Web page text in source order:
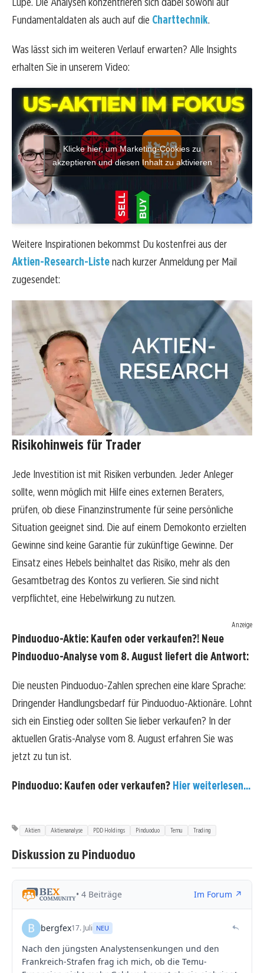
Fundamentaldaten als auch auf die Charttechnik.
Was lässt sich im weiteren Verlauf erwarten? Alle Insights
erhalten Sie in unserem Video:
Klicke hier, um Marketing-Cookies zu
akzeptieren und diesen Inhalt zu aktivieren
Weitere Inspirationen bekommst Du kostenfrei aus der
Aktien-Research-Listenach kurzer Anmeldung per Mail
zugesendet:
Risikohinweis für Trader
Jede Investition ist mit Risiken verbunden. Jeder Anleger
sollte, wenn möglich mit Hilfe eines externen Beraters,
prüfen, ob diese Finanzinstrumente für seine persönliche
Situation geeignet sind. Die auf einem Demokonto erzielten
Gewinne sind keine Garantie für zukünftige Gewinne. Der
Einsatz eines Hebels beinhaltet das Risiko, mehr als den
Gesamtbetrag des Kontos zu verlieren. Sie sind nicht
verpflichtet, eine Hebelwirkung zu nutzen.
Anzeige
Pinduoduo-Aktie: Kaufen oder verkaufen?! Neue
Pinduoduo-Analyse vom 8. August liefert die Antwort:
Die neusten Pinduoduo-Zahlen sprechen eine klare Sprache:
Dringender Handlungsbedarf für Pinduoduo-Aktionäre. Lohnt
sich ein Einstieg oder sollten Sie lieber verkaufen? In der
aktuellen Gratis-Analyse vom 8. August erfahren Sie was
jetzt zu tun ist.
Pinduoduo: Kaufen oder verkaufen? Hier weiterlesen...
Aktien Aktienanalyse PDD Holdings Pinduoduo Temu Trading
Diskussion zu Pinduoduo